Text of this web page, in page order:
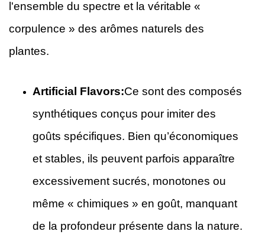
l'ensemble du spectre et la véritable «
corpulence » des arômes naturels des
plantes.
Artificial Flavors:Ce sont des composés
synthétiques conçus pour imiter des
goûts spécifiques. Bien qu’économiques
et stables, ils peuvent parfois apparaître
excessivement sucrés, monotones ou
même « chimiques » en goût, manquant
de la profondeur présente dans la nature.